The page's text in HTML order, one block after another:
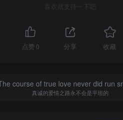
喜欢就支持一下吧
点赞 0 分享 收藏
course of true love never did run
真诚的爱情之路永不会是平坦的